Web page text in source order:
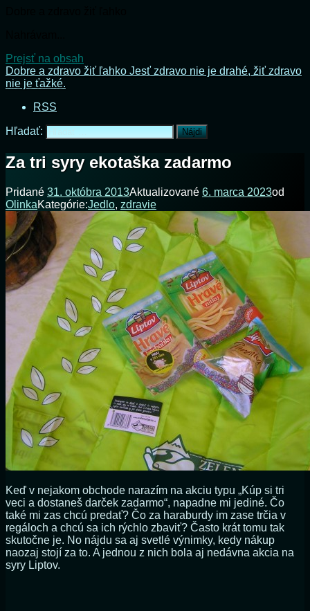
Prejsť na obsah
Dobre a zdravo žiť ľahko Jesť zdravo nie je drahé, žiť zdravo
nie je ťažké.
RSS
Hľadať:
Za tri syry ekotaška zadarmo
Pridané 31. októbra 2013Aktualizované 6. marca 2023od
OlinkaKategórie:Jedlo, zdravie
Keď v nejakom obchode narazím na akciu typu „Kúp si tri
veci a dostaneš darček zadarmo“, napadne mi jediné. Čo
také mi zas chcú predať? Čo za haraburdy im zase trčia v
regáloch a chcú sa ich rýchlo zbaviť? Často krát tomu tak
skutočne je. No nájdu sa aj svetlé výnimky, kedy nákup
naozaj stojí za to. A jednou z nich bola aj nedávna akcia na
syry Liptov.